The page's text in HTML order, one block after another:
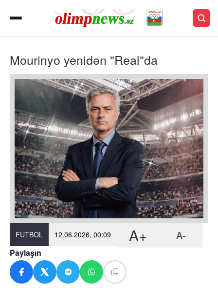
Mourinyo yenidən "Real"da
FUTBOL 12.06.2026, 00:09 A+ A-
Paylaşın